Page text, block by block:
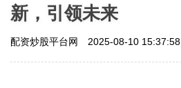
新，引领未来
配资炒股平台网 2025-08-10 15:37:58